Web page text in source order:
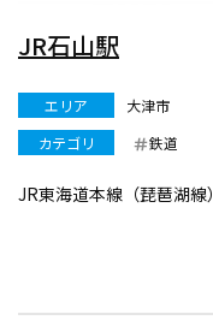
JR石山駅
エリア
大津市
カテゴリ
鉄道
JR東海道本線（琵琶湖線）